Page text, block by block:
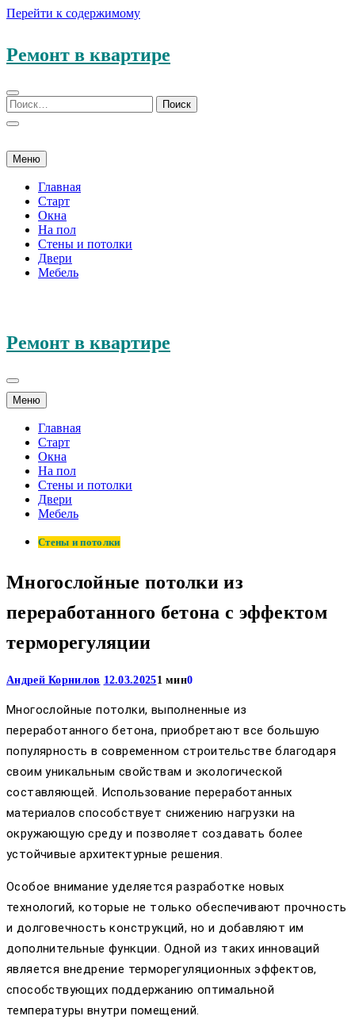
Перейти к содержимому
Ремонт в квартире
Меню
Главная
Старт
Окна
На пол
Стены и потолки
Двери
Мебель
Ремонт в квартире
Меню
Главная
Старт
Окна
На пол
Стены и потолки
Двери
Мебель
Стены и потолки
Многослойные потолки из
переработанного бетона с эффектом
терморегуляции
Андрей Корнилов 12.03.20251 мин0
Многослойные потолки, выполненные из
переработанного бетона, приобретают все большую
популярность в современном строительстве благодаря
своим уникальным свойствам и экологической
составляющей. Использование переработанных
материалов способствует снижению нагрузки на
окружающую среду и позволяет создавать более
устойчивые архитектурные решения.
Особое внимание уделяется разработке новых
технологий, которые не только обеспечивают прочность
и долговечность конструкций, но и добавляют им
дополнительные функции. Одной из таких инноваций
является внедрение терморегуляционных эффектов,
способствующих поддержанию оптимальной
температуры внутри помещений.